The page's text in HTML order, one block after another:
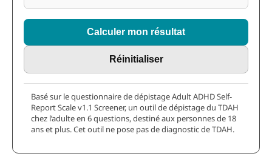
Calculer mon résultat
Réinitialiser
Basé sur le questionnaire de dépistage Adult ADHD Self-
Report Scale v1.1 Screener, un outil de dépistage du TDAH
chez l’adulte en 6 questions, destiné aux personnes de 18
ans et plus. Cet outil ne pose pas de diagnostic de TDAH.